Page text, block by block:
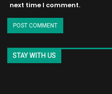
next time I comment.
STAY WITH US